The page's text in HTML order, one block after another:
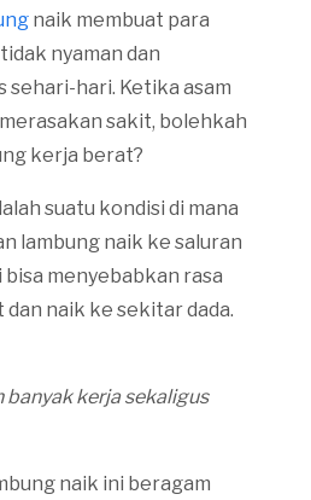
naik membuat para
nyaman dan
hari. Ketika asam
sakit, bolehkah
kerja berat?
suatu kondisi di mana
lambung naik ke saluran
menyebabkan rasa
dan naik ke sekitar dada.
banyak kerja sekaligus
naik ini beragam